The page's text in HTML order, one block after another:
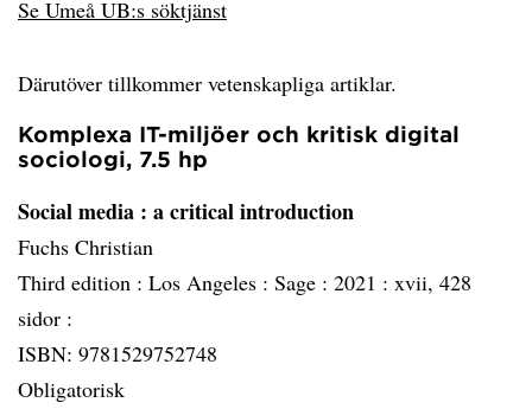
Se Umeå UB:s söktjänst
Därutöver tillkommer vetenskapliga artiklar.
Komplexa IT-miljöer och kritisk digital
sociologi, 7.5 hp
Social media : a critical introduction
Fuchs Christian
Third edition : Los Angeles : Sage : 2021 : xvii, 428
sidor :
ISBN: 9781529752748
Obligatorisk